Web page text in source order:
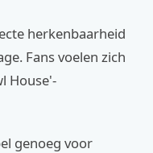
herkenbaarheid
Fans voelen zich
House'-
genoeg voor